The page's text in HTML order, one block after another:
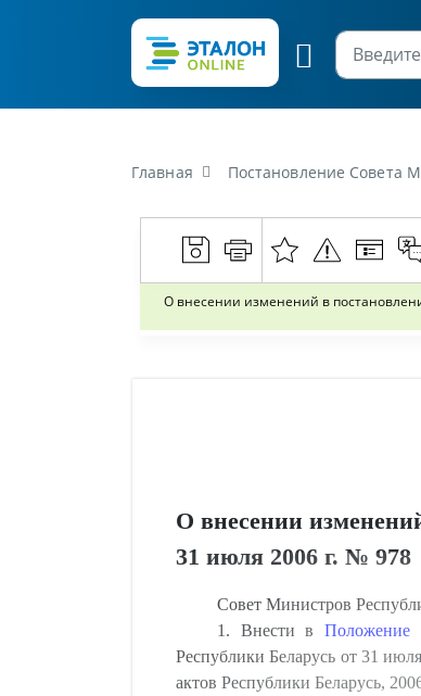
Главная Постановление Совета
О внесении изменений в
О внесении
31 июля 2006 г. № 978
Совет Министров
1. Внести вПоложение
Республики Беларусь от 31
актов Республики Беларусь,